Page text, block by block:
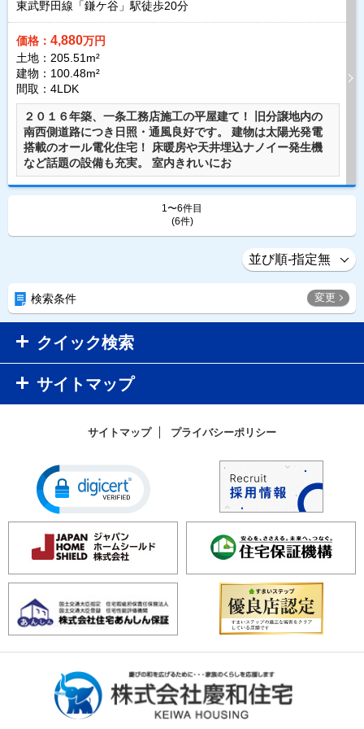
東武野田線「鎌ケ谷」駅徒歩20分
価格： 4,880万円
土地：205.51m²
建物：100.48m²
間取：4LDK
２０１６年築、一条工務店施工の平屋建て！ 旧分譲地内の
南西側道路につき日照・通風良好です。 建物は太陽光発電
搭載のオール電化住宅！ 床暖房や天井埋込ナノイー発生機
など話題の設備も充実。 室内きれいにお
1〜6件目
(6件)
検索条件 変更
クイック検索
サイトマップ
サイトマップ プライバシーポリシー